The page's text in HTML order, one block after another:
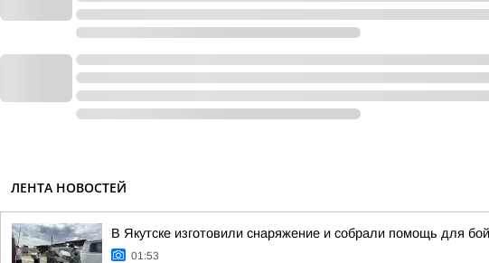
ЛЕНТА НОВОСТЕЙ
В Якутске изготовили снаряжение и собрали помощь для
01:53